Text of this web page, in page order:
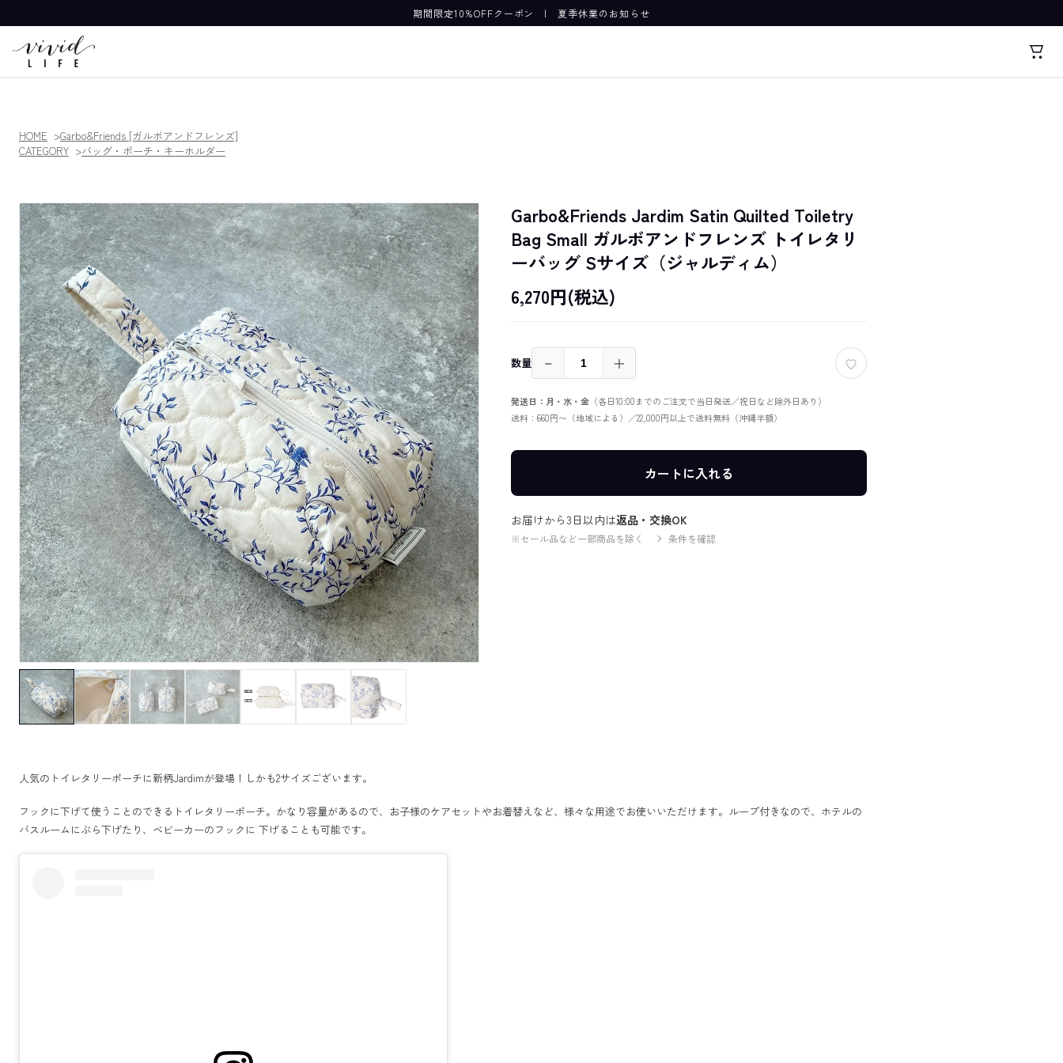
期間限定10%OFFクーポン |夏季休業のお知らせ
HOME
Garbo&Friends [ガルボアンドフレンズ]
CATEGORY
バッグ・ポーチ・キーホルダー
Garbo&Friends Jardim Satin Quilted Toiletry
Bag Small ガルボアンドフレンズ トイレタリ
ーバッグ Sサイズ（ジャルディム）
6,270円(税込)
数量 － ＋
発送日：月・水・金（各日10:00までのご注文で当日発送／祝日など除外日あり）
送料：660円〜（地域による）／22,000円以上で送料無料（沖縄半額）
カートに入れる
お届けから3日以内は返品・交換OK
※セール品など一部商品を除く 条件を確認
人気のトイレタリーポーチに新柄Jardimが登場！しかも2サイズございます。
フックに下げて使うことのできるトイレタリーポーチ。かなり容量があるので、お子様のケアセットやお着替えなど、様々な用途でお使いいただけます。ループ付きなので、ホテルの
バスルームにぶら下げたり、ベビーカーのフックに 下げることも可能です。